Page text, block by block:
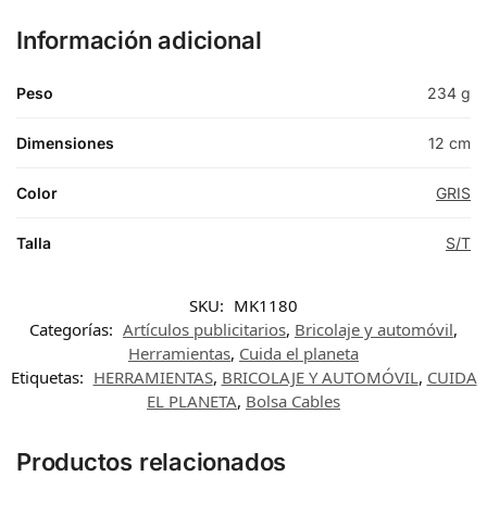
Información adicional
Peso 234 g
Dimensiones 12 cm
Color GRIS
Talla S/T
SKU: MK1180
Categorías: Artículos publicitarios, Bricolaje y automóvil,
Herramientas, Cuida el planeta
Etiquetas: HERRAMIENTAS, BRICOLAJE Y AUTOMÓVIL, CUIDA
EL PLANETA, Bolsa Cables
Productos relacionados